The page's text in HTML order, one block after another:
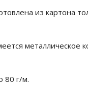
из картона
металлическое
80 г/м.